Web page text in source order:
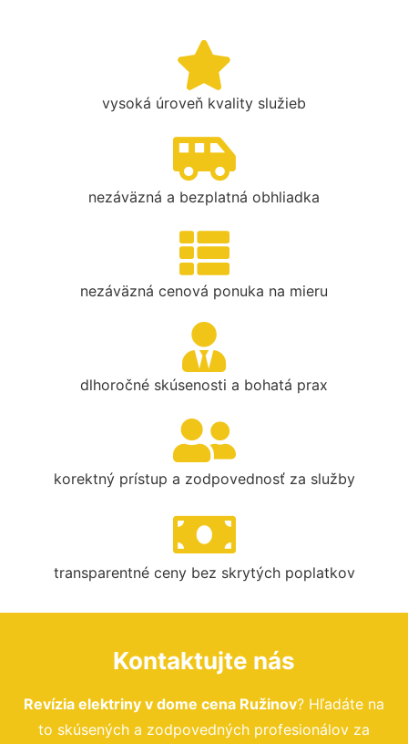
vysoká úroveň kvality služieb
nezáväzná a bezplatná obhliadka
nezáväzná cenová ponuka na mieru
dlhoročné skúsenosti a bohatá prax
korektný prístup a zodpovednosť za služby
transparentné ceny bez skrytých poplatkov
Kontaktujte nás
Revízia elektriny v dome cena Ružinov? Hľadáte na
to skúsených a zodpovedných profesionálov za